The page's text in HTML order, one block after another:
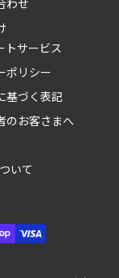
トサービス
ポリシー
基づく表記
のお客さまへ
いて